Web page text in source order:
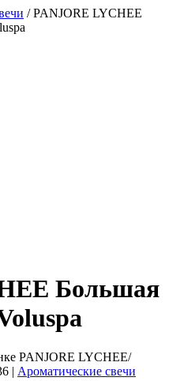
/PANJORE LYCHEE
Большая
PANJORE LYCHEE/
| Ароматические свечи